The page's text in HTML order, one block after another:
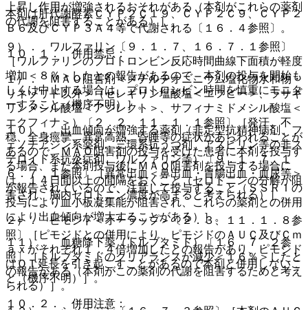
上昇し作用が増強されるおそれがある（本剤がこれらの薬剤
の代謝を阻害することがある）］。
９）． ワルファリン〔９．１．７、１６．７．１参照〕
［ワルファリンのプロトロンビン反応時間曲線下面積が軽度
増加＜８％＞したとの報告があるので、本剤の投与を開始も
しくは中止する場合は、プロトロンビン時間を慎重にモニタ
ーすること（機序不明）］。
１０）． 出血傾向が増強する薬剤（非定型抗精神病剤、フ
ェノチアジン系薬剤、三環系抗うつ剤、アスピリン等の非ス
テロイド系抗炎症剤、ワルファリン等）〔９．１．７、１
６．７．１参照〕［異常出血＜鼻出血・胃腸出血・血尿等＞
が報告されているので、注意して投与すること（ＳＳＲＩの
投与により血小板凝集能が阻害され、これらの薬剤との併用
により出血傾向が増大することがある）］。
１１）． 血糖降下薬（トルブタミド）〔１６．７．２参
照〕［トルブタミドのクリアランスが減少＜１６％＞したと
の報告がある（本剤がこの薬剤の代謝を阻害するためと考え
られる）］。
本剤は肝代謝酵素ＣＹＰ２Ｃ１９、ＣＹＰ２Ｃ９、ＣＹＰ２
Ｂ６及びＣＹＰ３Ａ４等で代謝される〔１６．４参照〕。
１０．１． 併用禁忌：
１）． ＭＡＯ阻害剤＜メチルチオニニウム塩化物水和物・
リネゾリド以外＞（セレギリン塩酸塩＜エフピー＞、ラサギ
リンメシル酸塩＜アジレクト＞、サフィナミドメシル酸塩＜
エクフィナ＞）〔２．２、１１．１．１参照〕［発汗、不
穏、全身痙攣、異常高熱、昏睡等の症状があらわれることが
あるので、ＭＡＯ阻害剤の投与を受けた患者に本剤を投与す
る場合、また本剤投与後にＭＡＯ阻害剤を投与する場合に
は、１４日間以上の間隔をおくこと（セロトニンの分解が阻
害され、脳内セロトニン濃度が高まると考えられる）］。
２）． ピモジド＜オーラップ＞〔２．３、１１．１．８参
照〕［ピモジドとの併用により、ピモジドのＡＵＣ及びＣｍ
ａｘがそれぞれ１．４倍増加したとの報告があり、ピモジド
はＱＴ延長を引き起こすことがあるので本剤と併用しないこ
と（機序不明）］。
１０．２． 併用注意：